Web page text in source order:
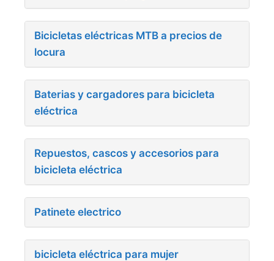
Bicicletas eléctricas MTB a precios de
locura
Baterias y cargadores para bicicleta
eléctrica
Repuestos, cascos y accesorios para
bicicleta eléctrica
Patinete electrico
bicicleta eléctrica para mujer